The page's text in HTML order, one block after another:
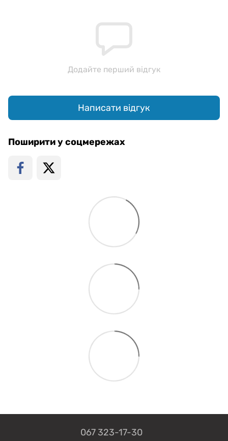
Додайте перший відгук
Написати відгук
Поширити у соцмережах
067 323-17-30